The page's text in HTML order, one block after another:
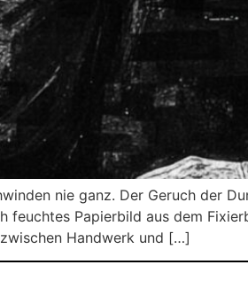
nie ganz. Der Geruch der
feuchtes Papierbild aus dem
Handwerk und […]